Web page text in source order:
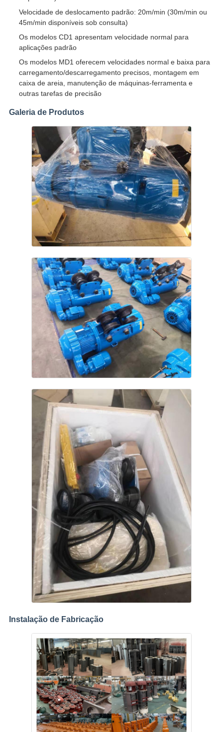
Velocidade de deslocamento padrão: 20m/min (30m/min ou
45m/min disponíveis sob consulta)
Os modelos CD1 apresentam velocidade normal para
aplicações padrão
Os modelos MD1 oferecem velocidades normal e baixa para
carregamento/descarregamento precisos, montagem em
caixa de areia, manutenção de máquinas-ferramenta e
outras tarefas de precisão
Galeria de Produtos
Instalação de Fabricação